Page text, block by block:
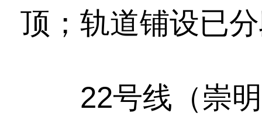
顶；轨道铺设已
22号线（崇明